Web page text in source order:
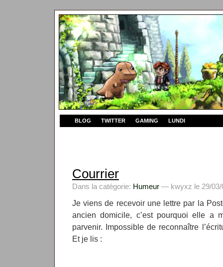
BLOG TWITTER GAMING LUNDI
Courrier
Dans la catégorie: Humeur — kwyxz le 29/03/
Je viens de recevoir une lettre par la
ancien domicile, c’est pourquoi elle a
parvenir. Impossible de reconnaître
Et je lis :